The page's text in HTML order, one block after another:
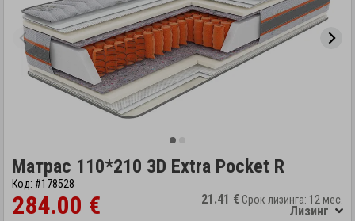
Матрас 110*210 3D Extra Pocket R
Код: #178528
284.00 € 21.41 € Срок лизинга: 12 мес.
Лизинг